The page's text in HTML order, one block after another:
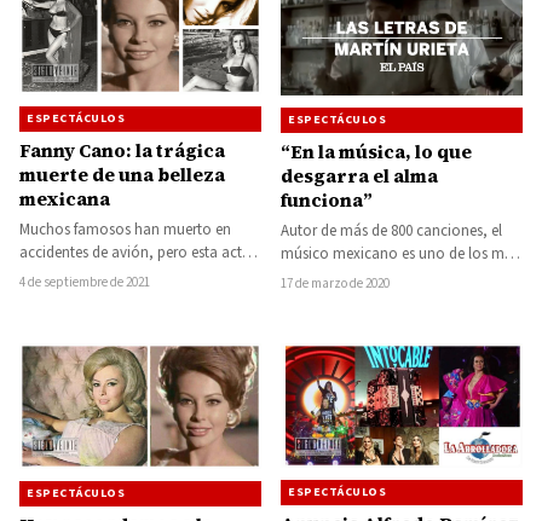
ESPECTÁCULOS
Fanny Cano: la trágica
muerte de una belleza
mexicana
Muchos famosos han muerto en
accidentes de avión, pero esta actriz
falleció en un aterrador accidente
4 de septiembre de 2021
ESPECTÁCULOS
“En la música, lo que
desgarra el alma
funciona”
Autor de más de 800 canciones, el
músico mexicano es uno de los más
destacados exponentes de las…
17 de marzo de 2020
ESPECTÁCULOS ESPECTÁCULOS